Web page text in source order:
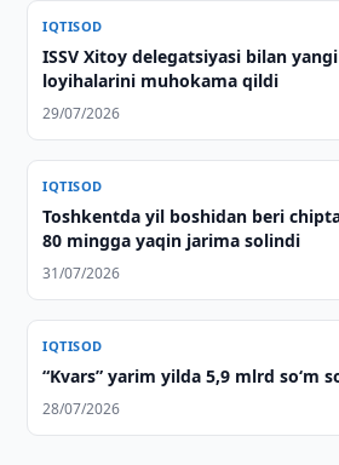
IQTISOD
ISSV Xitoy delegatsiyasi bilan
loyihalarini muhokama qildi
29/07/2026
IQTISOD
Toshkentda yil boshidan beri
80 mingga yaqin jarima solindi
31/07/2026
IQTISOD
“Kvars” yarim yilda 5,9 mlrd so‘m
28/07/2026